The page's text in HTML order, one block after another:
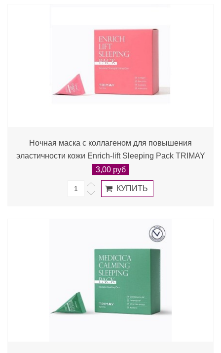
Ночная маска с коллагеном для повышения
эластичности кожи Enrich-lift Sleeping Pack TRIMAY
3,00 руб